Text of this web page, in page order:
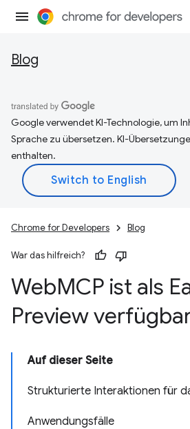
Blog
Google verwendet KI-Technologie, um
Sprache zu übersetzen. KI-
enthalten.
Chrome for Developers Blog
War das hilfreich?
WebMCP ist als
Preview
Auf dieser Seite
Strukturierte Interaktionen für
Anwendungsfälle